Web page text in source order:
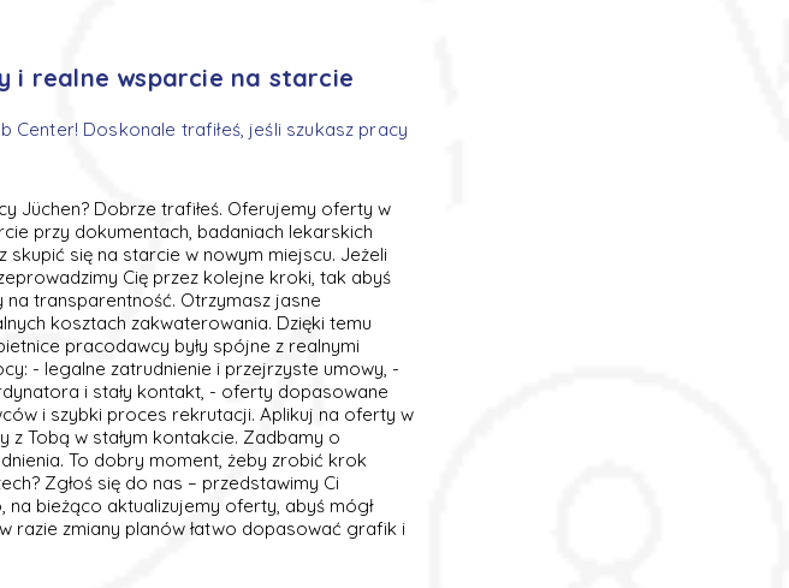
i realne wsparcie na starcie
Doskonale trafiłeś, jeśli szukasz pracy
Jüchen? Dobrze trafiłeś. Oferujemy oferty w
przy dokumentach, badaniach lekarskich
się na starcie w nowym miejscu. Jeżeli
Cię przez kolejne kroki, tak abyś
na transparentność. Otrzymasz jasne
kosztach zakwaterowania. Dzięki temu
pracodawcy były spójne z realnymi
- legalne zatrudnienie i przejrzyste umowy, -
i stały kontakt, - oferty dopasowane
i szybki proces rekrutacji. Aplikuj na oferty w
z Tobą w stałym kontakcie. Zadbamy o
To dobry moment, żeby zrobić krok
Zgłoś się do nas – przedstawimy Ci
bieżąco aktualizujemy oferty, abyś mógł
razie zmiany planów łatwo dopasować grafik i